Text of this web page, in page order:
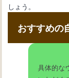
しょう。
おすすめの
具体的な